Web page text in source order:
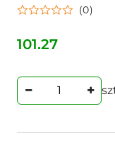
(0)
Cena:
101.27